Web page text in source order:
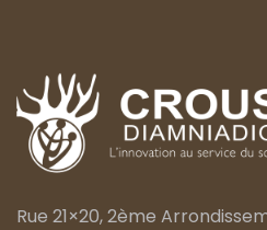
Rue 21×20, 2ème